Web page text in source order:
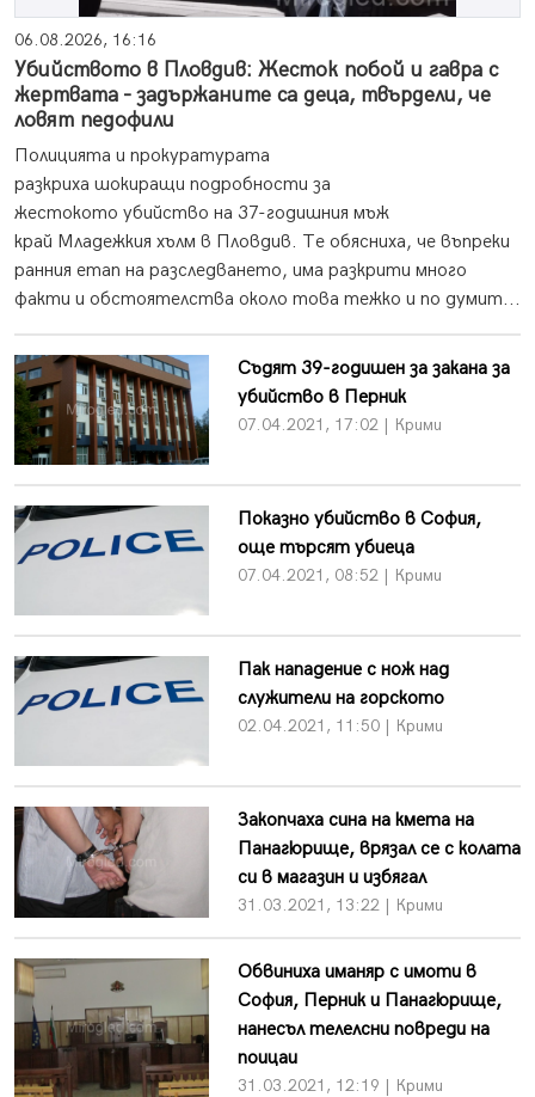
06.08.2026, 16:16
Убийството в Пловдив: Жесток побой и гавра с
жертвата - задържаните са деца, твърдели, че
ловят педофили
Полицията и прокуратурата
разкриха шокиращи подробности за
жестокото убийство на 37-годишния мъж
край Младежкия хълм в Пловдив. Те обясниха, че въпреки
ранния етап на разследването, има разкрити много
факти и обстоятелства около това тежко и по думит...
Съдят 39-годишен за закана за
убийство в Перник
07.04.2021, 17:02 | Крими
Показно убийство в София,
още търсят убиеца
07.04.2021, 08:52 | Крими
Пак нападение с нож над
служители на горското
02.04.2021, 11:50 | Крими
Закопчаха сина на кмета на
Панагюрище, врязал се с колата
си в магазин и избягал
31.03.2021, 13:22 | Крими
Обвиниха иманяр с имоти в
София, Перник и Панагюрище,
нанесъл телелсни повреди на
поицаи
31.03.2021, 12:19 | Крими